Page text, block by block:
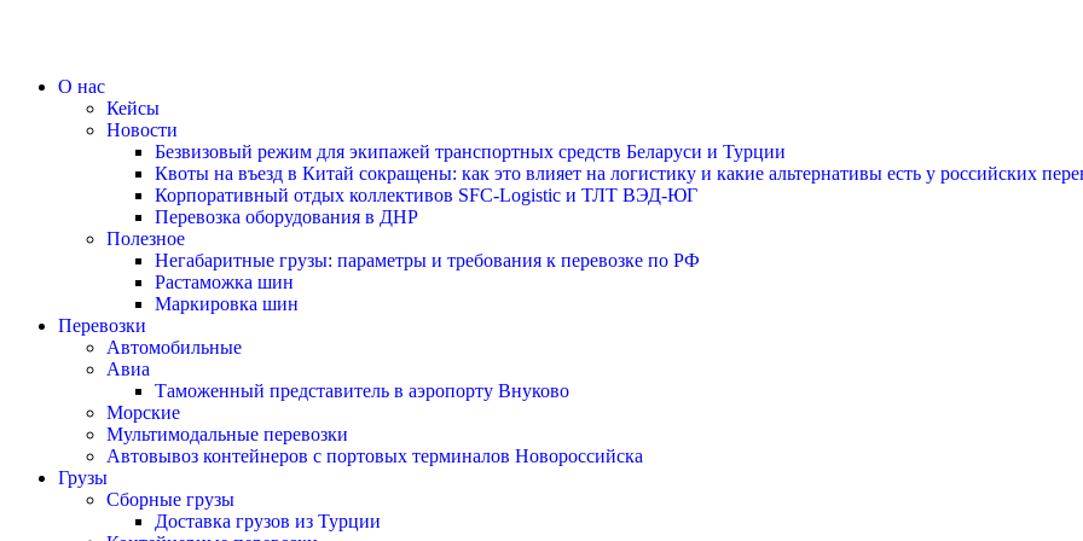
О нас
Кейсы
Новости
Безвизовый режим для экипажей транспортных средств Беларуси и Турции
Квоты на въезд в Китай сокращены: как это влияет на логистику и какие альтернативы есть у российских
Корпоративный отдых коллективов SFC-Logistic и ТЛТ ВЭД-ЮГ
Перевозка оборудования в ДНР
Полезное
Негабаритные грузы: параметры и требования к перевозке по РФ
Растаможка шин
Маркировка шин
Перевозки
Автомобильные
Авиа
Таможенный представитель в аэропорту Внуково
Морские
Мультимодальные перевозки
Автовывоз контейнеров с портовых терминалов Новороссийска
Грузы
Сборные грузы
Доставка грузов из Турции